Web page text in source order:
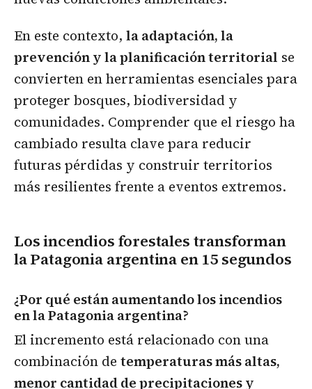
En este contexto, la adaptación, la
prevención y la planificación territorial se
convierten en herramientas esenciales para
proteger bosques, biodiversidad y
comunidades. Comprender que el riesgo ha
cambiado resulta clave para reducir
futuras pérdidas y construir territorios
más resilientes frente a eventos extremos.
Los incendios forestales transforman
la Patagonia argentina en 15 segundos
¿Por qué están aumentando los incendios
en la Patagonia argentina?
El incremento está relacionado con una
combinación de temperaturas más altas,
menor cantidad de precipitaciones y